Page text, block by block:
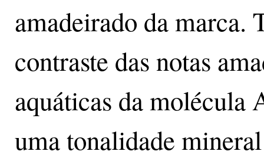
amadeirado da marca.
contraste das notas
aquáticas da
uma tonalidade